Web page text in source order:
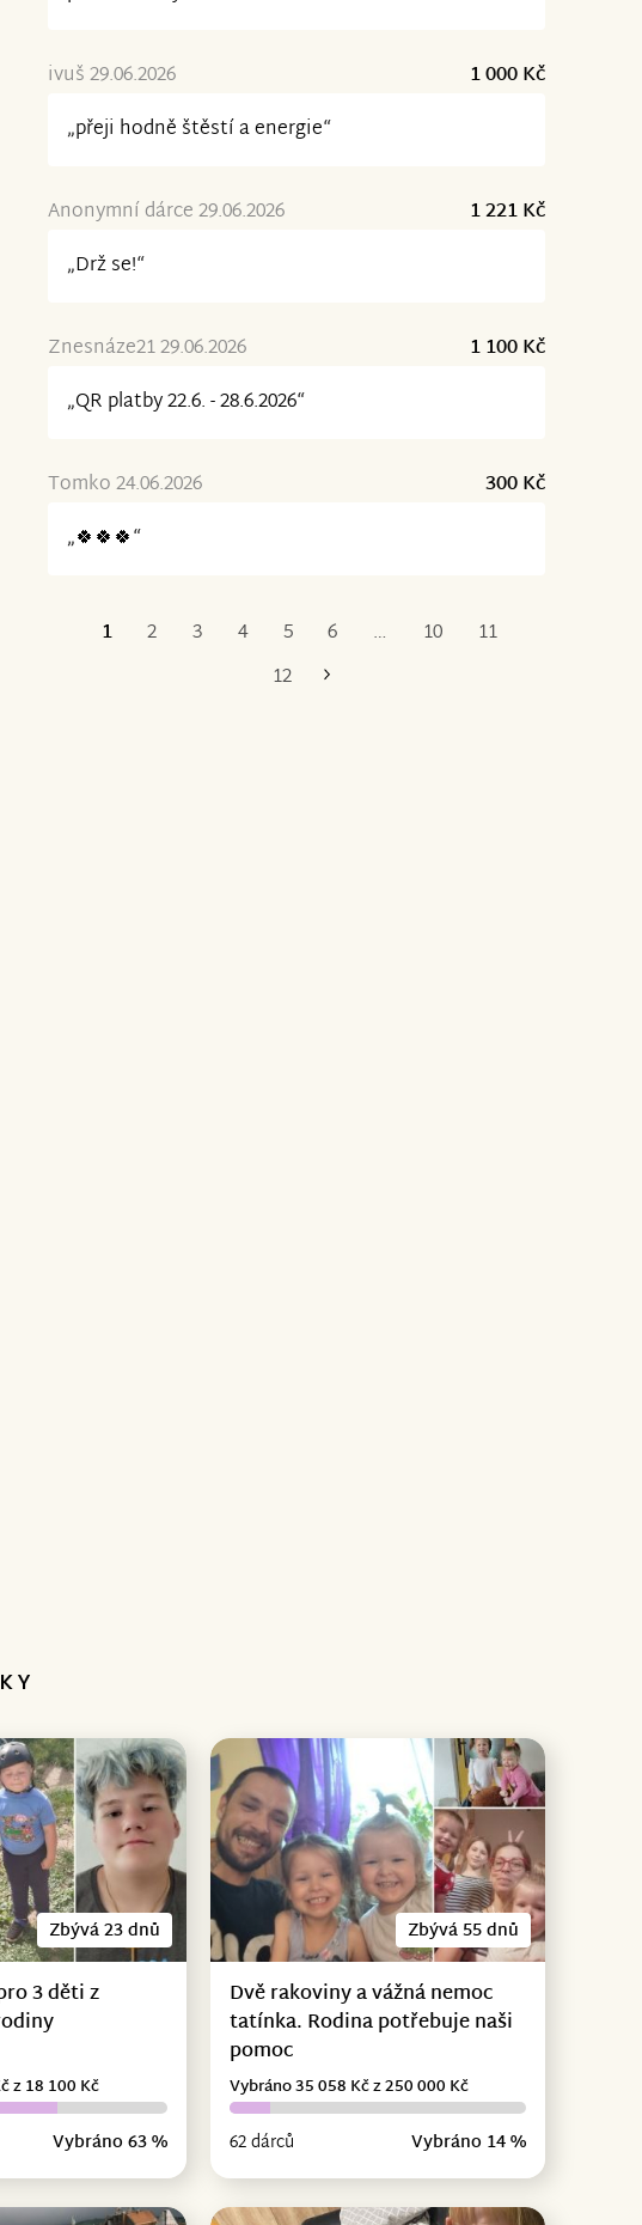
ivuš 29.06.2026
1 000 Kč
„přeji hodně štěstí a energie“
Anonymní dárce 29.06.2026
1 221 Kč
„Drž se!“
Znesnáze21 29.06.2026
1 100 Kč
„QR platby 22.6. - 28.6.2026“
Tomko 24.06.2026
300 Kč
„🍀🍀🍀“
1 2 3 4 5 6 … 10
11
12
Poslední
Zbývá 23 dnů
3 děti z
Vybráno 63 %
z 18 100 Kč
Zbývá 55 dnů
Dvě rakoviny a vážná nemoc
tatínka. Rodina potřebuje naši
pomoc
62 dárců Vybráno 14 %
Vybráno 35 058 Kč z 250 000 Kč